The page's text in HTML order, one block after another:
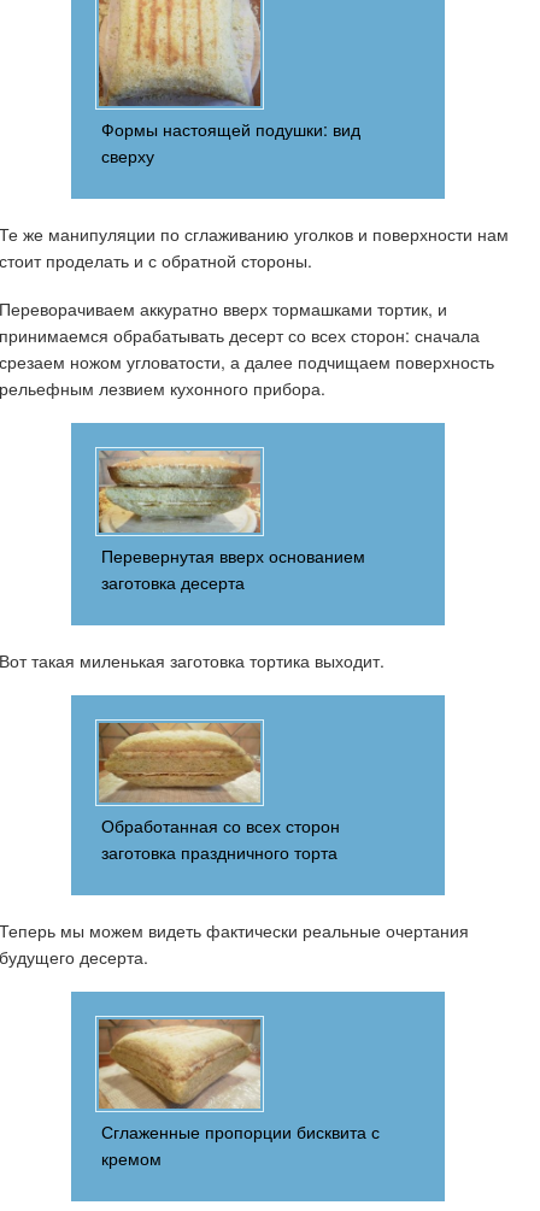
Формы настоящей подушки: вид
сверху
Те же манипуляции по сглаживанию уголков и поверхности нам
стоит проделать и с обратной стороны.
Переворачиваем аккуратно вверх тормашками тортик, и
принимаемся обрабатывать десерт со всех сторон: сначала
срезаем ножом угловатости, а далее подчищаем поверхность
рельефным лезвием кухонного прибора.
Перевернутая вверх основанием
заготовка десерта
Вот такая миленькая заготовка тортика выходит.
Обработанная со всех сторон
заготовка праздничного торта
Теперь мы можем видеть фактически реальные очертания
будущего десерта.
Сглаженные пропорции бисквита с
кремом